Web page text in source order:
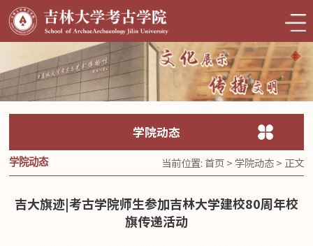
学院动态
学院动态 当前位置: 首页> 学院动态> 正文
吉大旗迹|考古学院师生参加吉林大学建校80周年校
旗传递活动